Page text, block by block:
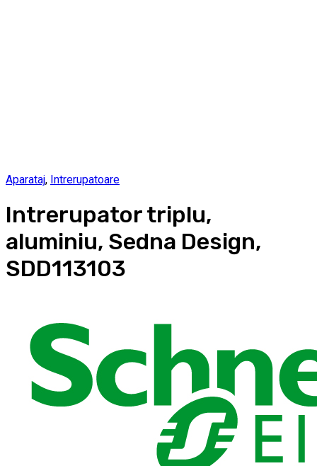
Aparataj, Intrerupatoare
Intrerupator triplu,
aluminiu, Sedna Design,
SDD113103